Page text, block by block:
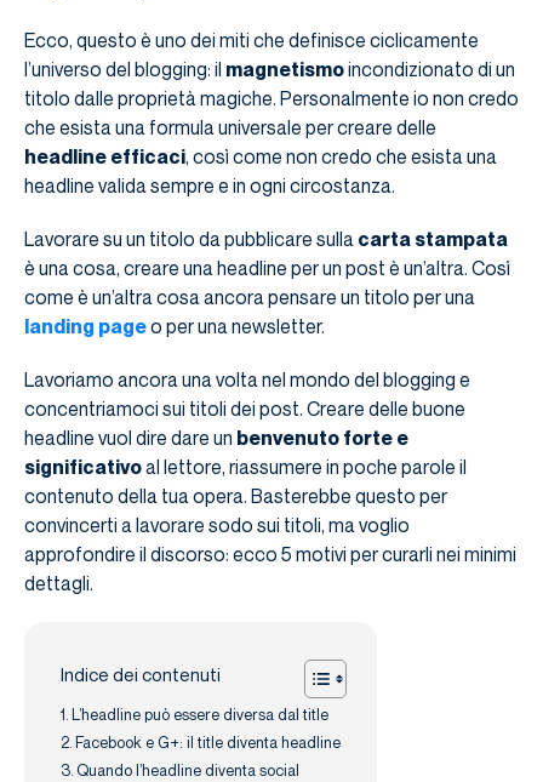
Ecco, questo è uno dei miti che definisce ciclicamente
l’universo del blogging: il magnetismoincondizionato di un
titolo dalle proprietà magiche. Personalmente io non credo
che esista una formula universale per creare delle
headline efficaci, così come non credo che esista una
headline valida sempre e in ogni circostanza.
Lavorare su un titolo da pubblicare sulla carta stampata
è una cosa, creare una headline per un post è un’altra. Così
come è un’altra cosa ancora pensare un titolo per una
landing pageo per una newsletter.
Lavoriamo ancora una volta nel mondo del blogging e
concentriamoci sui titoli dei post. Creare delle buone
headline vuol dire dare un benvenuto forte e
significativoal lettore, riassumere in poche parole il
contenuto della tua opera. Basterebbe questo per
convincerti a lavorare sodo sui titoli, ma voglio
approfondire il discorso: ecco 5 motivi per curarli nei minimi
dettagli.
Indice dei contenuti
1. L’headline può essere diversa dal title
2. Facebook e G+: il title diventa headline
3. Quando l’headline diventa social